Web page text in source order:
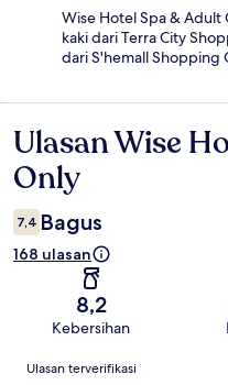
Wise Hotel Spa & Adult
kaki dari Terra City
dari S'hemall Shopping
Ulasan
Ulasan Wise
Only
7,4 Bagus
168 ulasan
8,2
Kebersihan
Ulasan
Ulasan terverifikasi